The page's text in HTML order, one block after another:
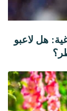
هل لاعبو